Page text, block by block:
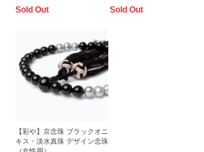
用）
Sold Out Sold Out
【彩や】京念珠 ブラックオニ
キス・淡水真珠 デザイン念珠